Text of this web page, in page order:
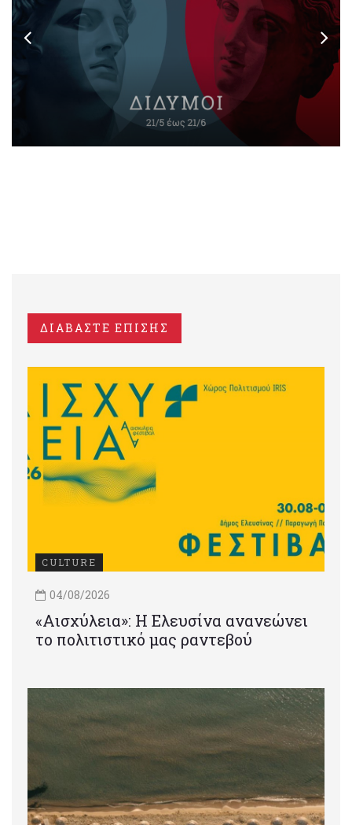
ΔΙΑΒΑΣΤΕ ΕΠΙΣΗΣ
CULTURE
04/08/2026
«Αισχύλεια»: Η Ελευσίνα ανανεώνει
το πολιτιστικό μας ραντεβού